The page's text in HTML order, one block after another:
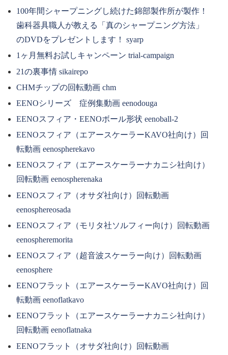
100年間シャープニングし続けた錦部製作所が製作！
歯科器具職人が教える「真のシャープニング方法」
のDVDをプレゼントします！ syarp
1ヶ月無料お試しキャンペーン trial-campaign
21の裏事情 sikairepo
CHMチップの回転動画 chm
EENOシリーズ 症例集動画 eenodouga
EENOスフィア・EENOボール形状 eenoball-2
EENOスフィア（エアースケーラーKAVO社向け）回
転動画 eenospherekavo
EENOスフィア（エアースケーラーナカニシ社向け）
回転動画 eenospherenaka
EENOスフィア（オサダ社向け）回転動画
eenosphereosada
EENOスフィア（モリタ社ソルフィー向け）回転動画
eenospheremorita
EENOスフィア（超音波スケーラー向け）回転動画
eenosphere
EENOフラット（エアースケーラーKAVO社向け）回
転動画 eenoflatkavo
EENOフラット（エアースケーラーナカニシ社向け）
回転動画 eenoflatnaka
EENOフラット（オサダ社向け）回転動画